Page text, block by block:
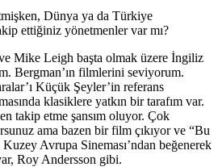
Dünya ya da Türkiye
ettiğiniz yönetmenler var mı?
Mike Leigh başta olmak üzere İngiliz
Bergman’ın filmlerini seviyorum.
Küçük Şeyler’in referans
klasiklere yatkın bir tarafım var.
takip etme şansım oluyor. Çok
ama bazen bir film çıkıyor ve “Bu
Avrupa Sineması’ndan beğenerek
Roy Andersson gibi.